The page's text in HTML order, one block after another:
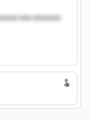
xxx xxxxxxx